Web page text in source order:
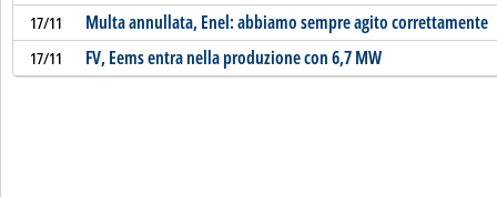
17/11 Multa annullata, Enel: abbiamo sempre agito correttamente
17/11 FV, Eems entra nella produzione con 6,7 MW